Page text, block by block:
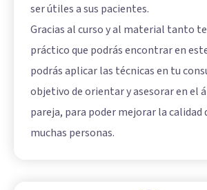
ser útiles a sus pacientes.
Gracias al curso y al material tanto
práctico que podrás encontrar en
podrás aplicar las técnicas en tu
objetivo de orientar y asesorar en el
pareja, para poder mejorar la calidad
muchas personas.